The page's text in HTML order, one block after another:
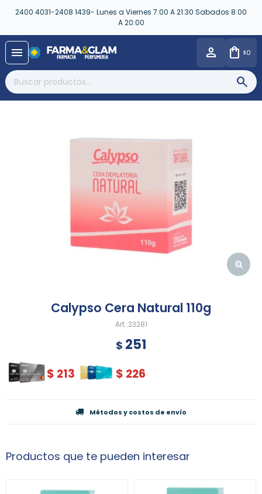
2400 4031-2408 1439- Lunes a Viernes 7:00 A 21:30 Sabados 8:00
A 20:00
menu $0
Calypso Cera Natural 110g
23281
$ 251
$ 213 $ 226
Métodos y costos de envío
Productos que te pueden interesar